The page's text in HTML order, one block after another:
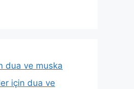
dua ve muska
için dua ve